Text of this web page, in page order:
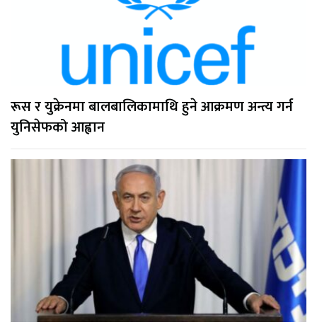
रूस र युक्रेनमा बालबालिकामाथि हुने आक्रमण अन्त्य गर्न
युनिसेफको आह्वान